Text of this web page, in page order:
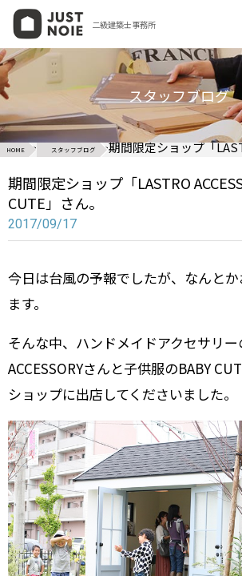
二級建築士事務所
スタッフブログ
HOME > スタッフブログ >期間限定ショップ「
期間限定ショップ「LASTRO
CUTE」さん。
2017/09/17
今日は台風の予報でしたが、なんと
ます。
そんな中、ハンドメイドアクセサリー
ACCESSORYさんと子供服のBABY
ショップに出店してくださいました。